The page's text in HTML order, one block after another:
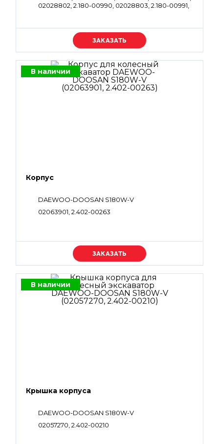
02028802, 2.180-00990, 02028803, 2.180-00991,
02028808, 2.180-00996, 02028809, 2.180-00997,
09084737, 2.180-00998
Уточняйте цену
В наличии
Корпус
DAEWOO-DOOSAN S180W-V
02063901, 2.402-00263
Уточняйте цену
В наличии
Крышка корпуса
DAEWOO-DOOSAN S180W-V
02057270, 2.402-00210